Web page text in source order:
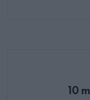
10